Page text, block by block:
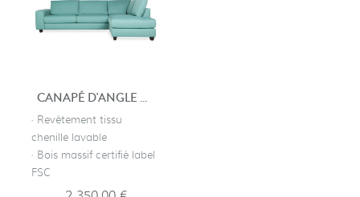
CANAPÉ D'ANGLE DESIGN AVIGNON
· Revêtement tissu
chenille lavable
· Bois massif certifié label
FSC